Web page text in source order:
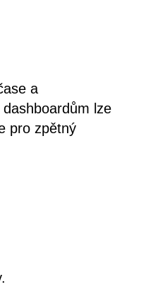
a
lze
pro zpětný